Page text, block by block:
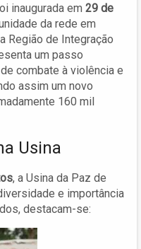
inaugurada em 29 de
da rede em
Região de Integração
um passo
combate à violência e
assim um novo
160 mil
Usina
, a Usina da Paz de
e importância
destacam-se: